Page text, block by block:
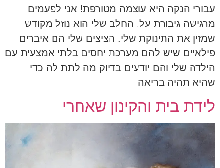
עבורי הנקה היא עוצמה מטורפת! אני לפעמים
מרגישה גיבורת על. החלב שלי הוא נוזל מקודש
שמזין את התינוקת שלי. הציצים שלי הם איברים
פילאיים שיש להם מערכת יחסים בלתי אמצעית עם
הילדה שלי והם יודעים בדיוק מה לתת לה כדי
שהיא תהיה בריאה
לידת בית והקינון שאחרי